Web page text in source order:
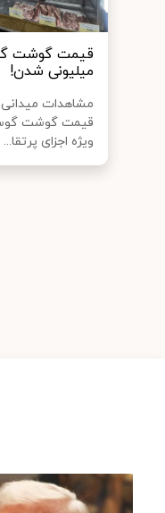
قیمت گوشت
میلیونی شدن!
مشاهدات
قیمت گوشت
ویژه اجزای پرتقا...